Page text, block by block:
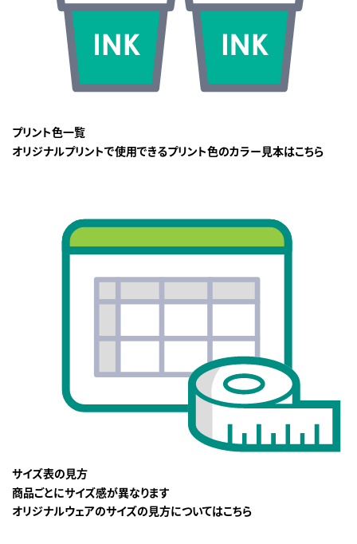
プリント色一覧
オリジナルプリントで使用できるプリント色のカラー見本はこちら
サイズ表の見方
商品ごとにサイズ感が異なります
オリジナルウェアのサイズの見方についてはこちら